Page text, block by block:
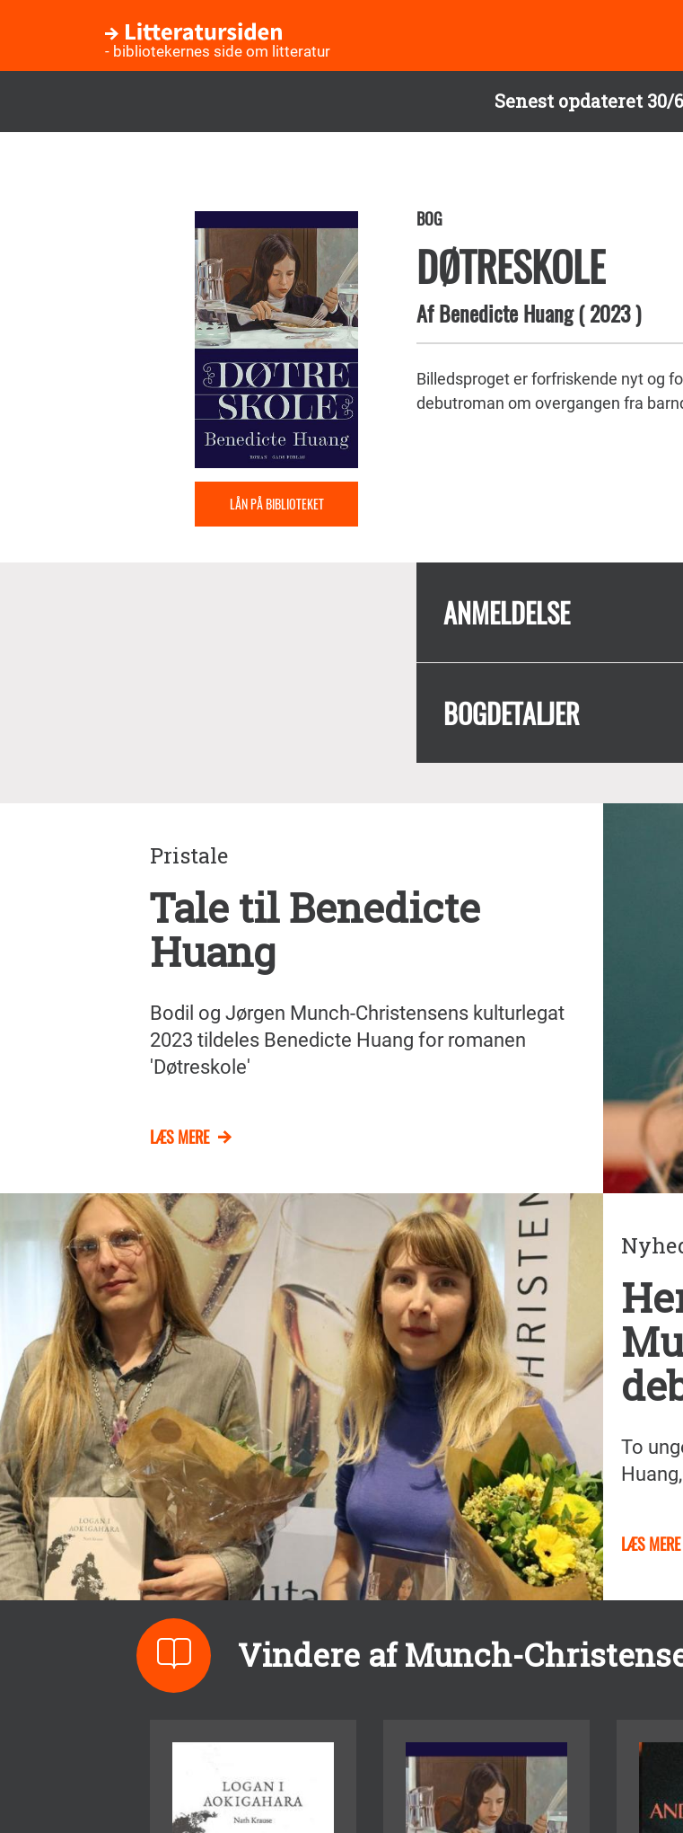
Senest opdateret 30/
- bibliotekernes side om litteratur
LÅN PÅ BIBLIOTEKET
BOG
DØTRESKOLE
AfBenedicte Huang(2023)
Billedsproget er forfriskende nyt og
debutroman om overgangen fra
ANMELDELSE
BOGDETALJER
Pristale
Tale til Benedicte
Huang
Bodil og Jørgen Munch-Christensens kulturlegat
2023 tildeles Benedicte Huang for romanen
'Døtreskole'
LÆS MERE
To
LÆS MERE
Vindere af Munch-